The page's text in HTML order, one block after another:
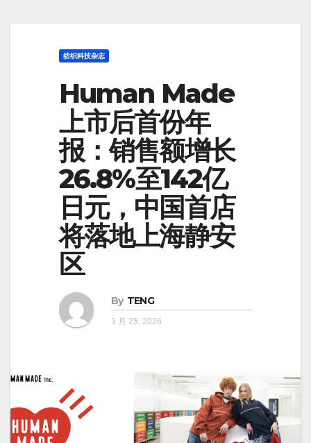
纺织科技杂志
Human Made
上市后首份年
报：销售额增长
26.8%至142亿
日元，中国首店
将落地上海静安
区
By TENG
3 月 25, 2026